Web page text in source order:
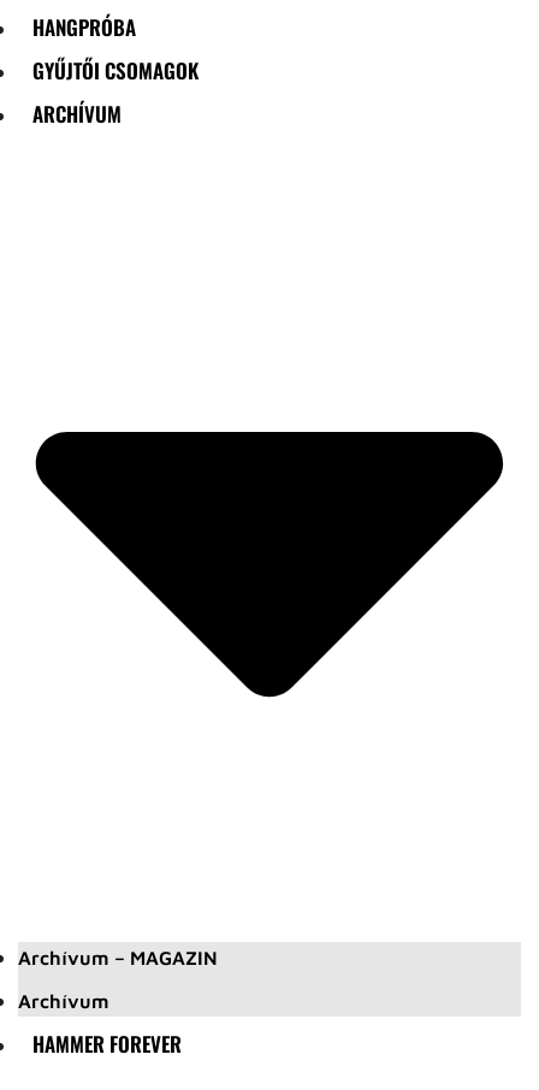
HANGPRÓBA
GYŰJTŐI CSOMAGOK
ARCHÍVUM
Archívum – MAGAZIN
Archívum
HAMMER FOREVER